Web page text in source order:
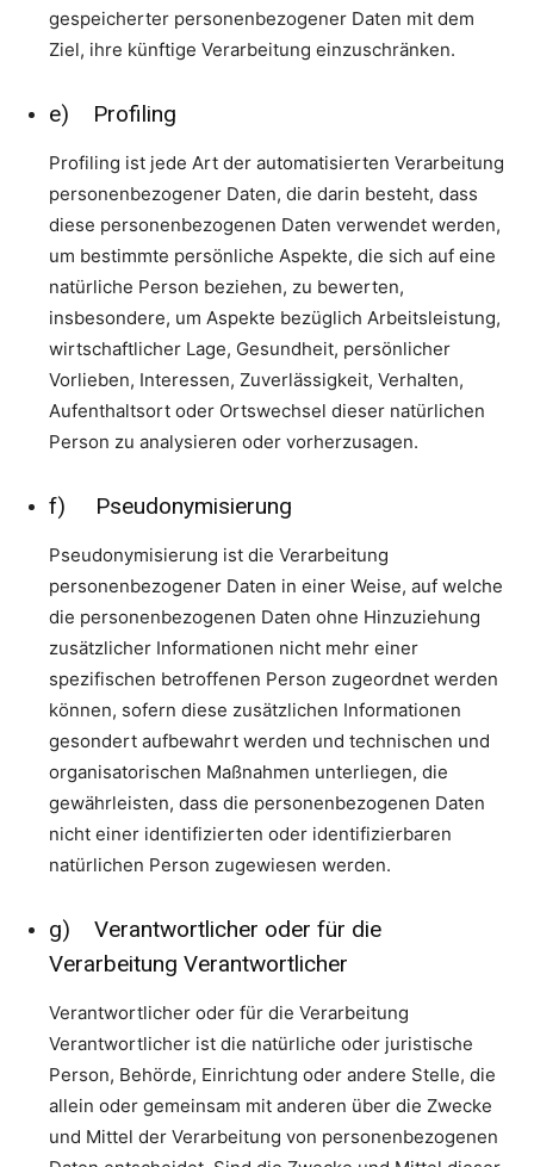
gespeicherter personenbezogener Daten mit dem
Ziel, ihre künftige Verarbeitung einzuschränken.
e) Profiling
Profiling ist jede Art der automatisierten Verarbeitung
personenbezogener Daten, die darin besteht, dass
diese personenbezogenen Daten verwendet werden,
um bestimmte persönliche Aspekte, die sich auf eine
natürliche Person beziehen, zu bewerten,
insbesondere, um Aspekte bezüglich Arbeitsleistung,
wirtschaftlicher Lage, Gesundheit, persönlicher
Vorlieben, Interessen, Zuverlässigkeit, Verhalten,
Aufenthaltsort oder Ortswechsel dieser natürlichen
Person zu analysieren oder vorherzusagen.
f) Pseudonymisierung
Pseudonymisierung ist die Verarbeitung
personenbezogener Daten in einer Weise, auf welche
die personenbezogenen Daten ohne Hinzuziehung
zusätzlicher Informationen nicht mehr einer
spezifischen betroffenen Person zugeordnet werden
können, sofern diese zusätzlichen Informationen
gesondert aufbewahrt werden und technischen und
organisatorischen Maßnahmen unterliegen, die
gewährleisten, dass die personenbezogenen Daten
nicht einer identifizierten oder identifizierbaren
natürlichen Person zugewiesen werden.
g) Verantwortlicher oder für die
Verarbeitung Verantwortlicher
Verantwortlicher oder für die Verarbeitung
Verantwortlicher ist die natürliche oder juristische
Person, Behörde, Einrichtung oder andere Stelle, die
allein oder gemeinsam mit anderen über die Zwecke
und Mittel der Verarbeitung von personenbezogenen